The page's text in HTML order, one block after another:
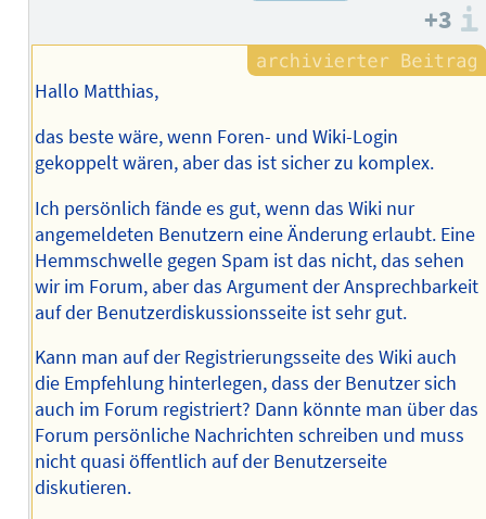
+3
Hallo Matthias,
das beste wäre, wenn Foren- und Wiki-Login
gekoppelt wären, aber das ist sicher zu komplex.
Ich persönlich fände es gut, wenn das Wiki nur
angemeldeten Benutzern eine Änderung erlaubt. Eine
Hemmschwelle gegen Spam ist das nicht, das sehen
wir im Forum, aber das Argument der Ansprechbarkeit
auf der Benutzerdiskussionsseite ist sehr gut.
Kann man auf der Registrierungsseite des Wiki auch
die Empfehlung hinterlegen, dass der Benutzer sich
auch im Forum registriert? Dann könnte man über das
Forum persönliche Nachrichten schreiben und muss
nicht quasi öffentlich auf der Benutzerseite
diskutieren.